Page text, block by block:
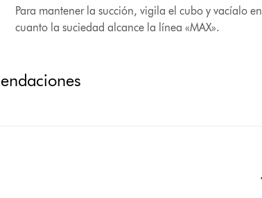
Para mantener la succión, vigila el cubo y vacíalo en
cuanto la suciedad alcance la línea «MAX».